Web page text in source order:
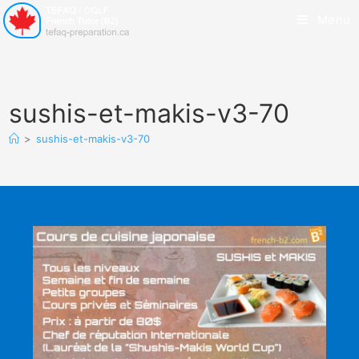
sushis-et-makis-v3-70
> sushis-et-makis-v3-70